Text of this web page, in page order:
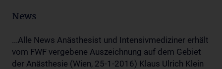
News
...Alle News Anästhesist und Intensivmediziner erhält
vom FWF vergebene Auszeichnung auf dem Gebiet
der Anästhesie (Wien, 25-1-2016) Klaus Ulrich Klein